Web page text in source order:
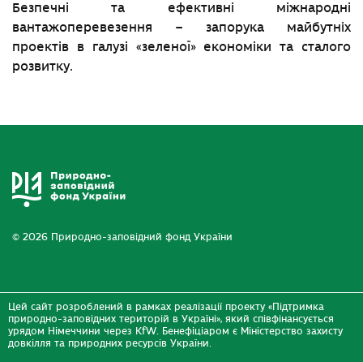
Безпечні та ефективні міжнародні
вантажоперевезення – запорука майбутніх
проектів в галузі «зеленої» економіки та сталого
розвитку.
© 2026 Природно-заповідний фонд України
Цей сайт розроблений в рамках реалізації проекту «Підтримка
природно-заповідних територій в Україні», який співфінансується
урядом Німеччини через KfW. Бенефіціаром є Міністерство захисту
довкілля та природних ресурсів України.